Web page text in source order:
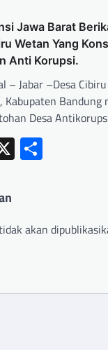
Jawa Barat
Wetan Yang
Anti Korupsi.
– Jabar –Desa
Kabupaten Bandung
Desa
X
akan